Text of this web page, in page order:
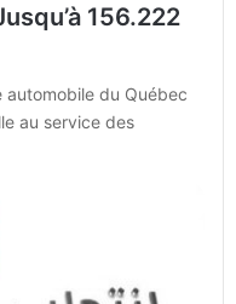
156.222
automobile du Québec
au service des